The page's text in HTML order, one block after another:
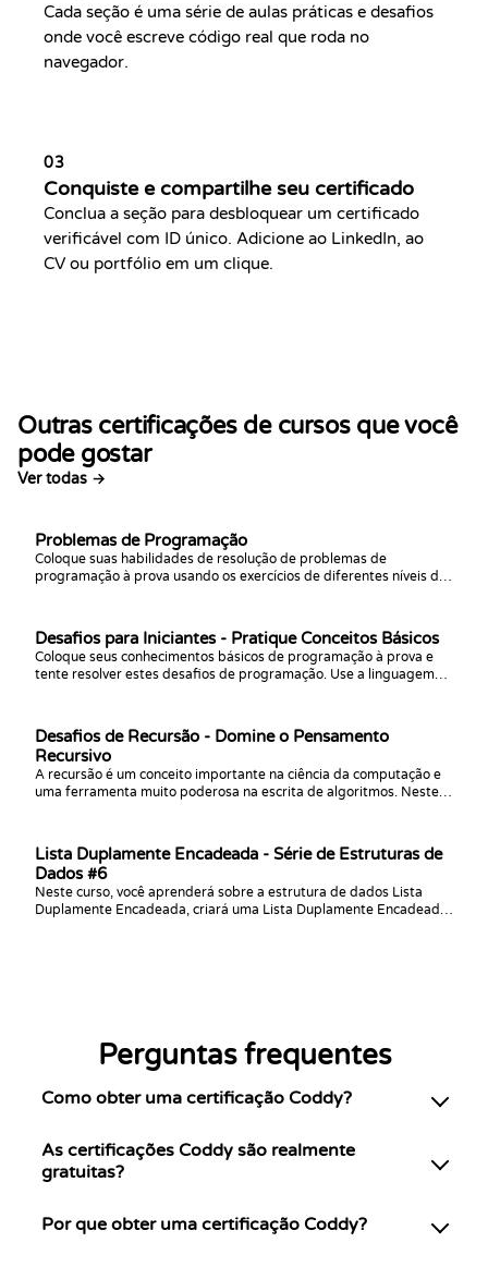
Cada seção é uma série de aulas práticas e desafios
onde você escreve código real que roda no
navegador.
03
Conquiste e compartilhe seu certificado
Conclua a seção para desbloquear um certificado
verificável com ID único. Adicione ao LinkedIn, ao
CV ou portfólio em um clique.
Outras certificações de cursos que você
pode gostar
Ver todas →
Problemas de Programação
Coloque suas habilidades de resolução de problemas de
programação à prova usando os exercícios de diferentes níveis de
linguagem de programação.
Desafios para Iniciantes - Pratique Conceitos Básicos
Coloque seus conhecimentos básicos de programação à prova e
tente resolver estes desafios de programação. Use a linguagem
Desafios de Recursão - Domine o Pensamento
Recursivo
A recursão é um conceito importante na ciência da computação e
uma ferramenta muito poderosa na escrita de algoritmos. Neste
maestria.
Lista Duplamente Encadeada - Série de Estruturas de
Dados #6
Neste curso, você aprenderá sobre a estrutura de dados Lista
Duplamente Encadeada, criará uma Lista Duplamente Encadeada
Perguntas frequentes
Como obter uma certificação Coddy?
As certificações Coddy são realmente
gratuitas?
Por que obter uma certificação Coddy?